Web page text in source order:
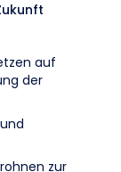
auf
der
zur